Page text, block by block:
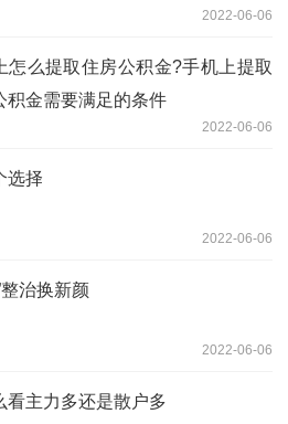
2022-06-06
怎么提取住房公积金?手机上提取
积金需要满足的条件
2022-06-06
选择
2022-06-06
治换新颜
2022-06-06
看主力多还是散户多